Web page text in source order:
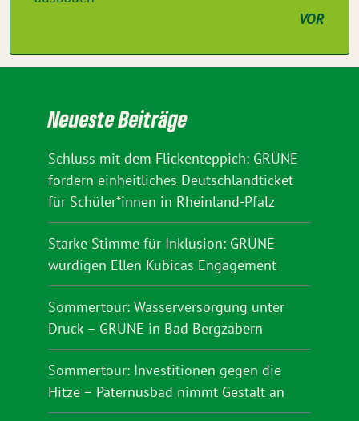
VOR
Neueste Beiträge
Schluss mit dem Flickenteppich: GRÜNE
fordern einheitliches Deutschlandticket
für Schüler*innen in Rheinland-Pfalz
Starke Stimme für Inklusion: GRÜNE
würdigen Ellen Kubicas Engagement
Sommertour: Wasserversorgung unter
Druck – GRÜNE in Bad Bergzabern
Sommertour: Investitionen gegen die
Hitze – Paternusbad nimmt Gestalt an